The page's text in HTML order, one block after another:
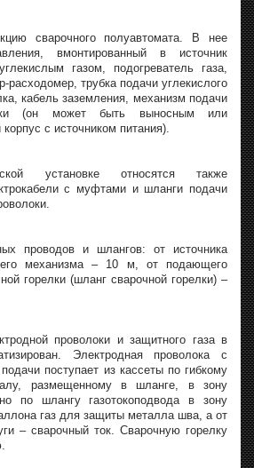
сварочного полуавтомата. В нее
вмонтированный в источник
газом, подогреватель газа,
расходомер, трубка подачи углекислого
кабель заземления, механизм подачи
(он может быть выносным или
с источником питания).
установке относятся также
с муфтами и шланги подачи
проводов и шлангов: от источника
механизма – 10 м, от подающего
горелки (шланг сварочной горелки) –
проволоки и защитного газа в
Электродная проволока с
поступает из кассеты по гибкому
размещенному в шланге, в зону
по шлангу газотокоподвода в зону
газ для защиты металла шва, а от
– сварочный ток. Сварочную горелку